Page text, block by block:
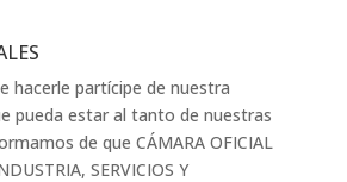
hacerle partícipe de nuestra
pueda estar al tanto de nuestras
de que CÁMARA OFICIAL
SERVICIOS Y